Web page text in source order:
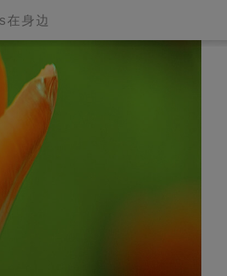
在身边